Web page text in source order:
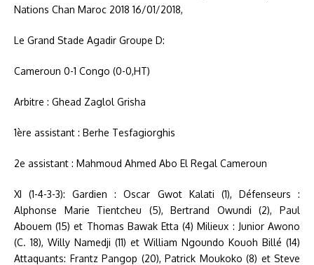
Nations Chan Maroc 2018 16/01/2018,
Le Grand Stade Agadir Groupe D:
Cameroun 0-1 Congo (0-0,HT)
Arbitre : Ghead Zaglol Grisha
1ère assistant : Berhe Tesfagiorghis
2e assistant : Mahmoud Ahmed Abo El Regal Cameroun
XI (1-4-3-3): Gardien : Oscar Gwot Kalati (1), Défenseurs :
Alphonse Marie Tientcheu (5), Bertrand Owundi (2), Paul
Abouem (15) et Thomas Bawak Etta (4) Milieux : Junior Awono
(C. 18), Willy Namedji (11) et William Ngoundo Kouoh Billé (14)
Attaquants: Frantz Pangop (20), Patrick Moukoko (8) et Steve